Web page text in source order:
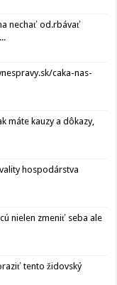
nechať od.rbávať
caka-nas-
máte kauzy a dôkazy,
hospodárstva
nielen zmeniť seba ale
tento židovský